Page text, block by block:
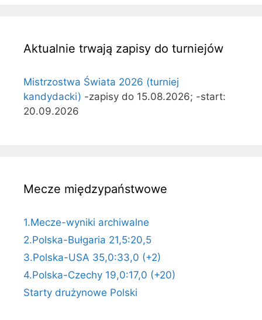
Aktualnie trwają zapisy do turniejów
Mistrzostwa Świata 2026 (turniej
kandydacki) -zapisy do 15.08.2026; -start:
20.09.2026
Mecze międzypaństwowe
1.Mecze-wyniki archiwalne
2.Polska-Bułgaria 21,5:20,5
3.Polska-USA 35,0:33,0 (+2)
4.Polska-Czechy 19,0:17,0 (+20)
Starty drużynowe Polski